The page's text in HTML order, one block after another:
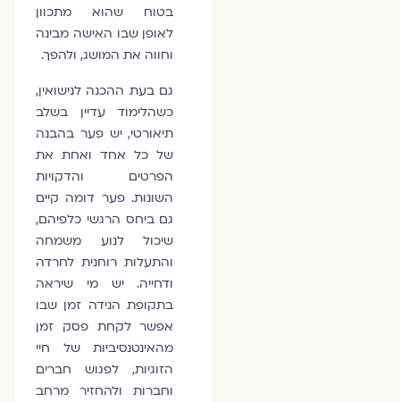
בטוח שהוא מתכוון
לאופן שבו האישה מבינה
וחווה את המושג, ולהפך.
גם בעת ההכנה לנישואין,
כשהלימוד עדיין בשלב
תיאורטי, יש פער בהבנה
של כל אחד ואחת את
הפרטים והדקויות
השונות. פער דומה קיים
גם ביחס הרגשי כלפיהם,
שיכול לנוע משמחה
והתעלות רוחנית לחרדה
ודחייה. יש מי שיראה
בתקופת הנידה זמן שבו
אפשר לקחת פסק זמן
מהאינטנסיביות של חיי
הזוגיות, לפגוש חברים
וחברות ולהחזיר מרחב